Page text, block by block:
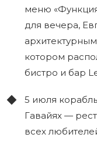
меню
для вечера,
котором
бистро и бар
5 июля корабль
Гавайях —
всех